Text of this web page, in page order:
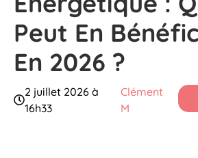
Peut En
En 2026 ?
2 juillet 2026 à
16h33
Clément
M